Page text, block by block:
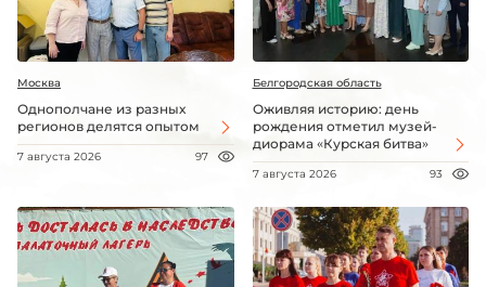
Москва
Однополчане из разных
регионов делятся опытом
7 августа 2026 97
Белгородская область
Оживляя историю: день
рождения отметил музей-
диорама «Курская битва»
7 августа 2026 93